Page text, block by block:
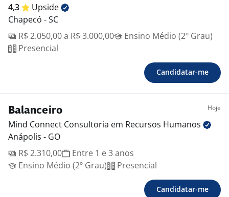
4,3
Upside
Chapecó - SC
R$ 2.050,00 a R$ 3.000,00
Ensino Médio (2º Grau)
Presencial
Candidatar-me
Balanceiro Hoje
Mind Connect Consultoria em Recursos Humanos
Anápolis - GO
R$ 2.310,00
Entre 1 e 3 anos
Ensino Médio (2º Grau)
Presencial
Candidatar-me